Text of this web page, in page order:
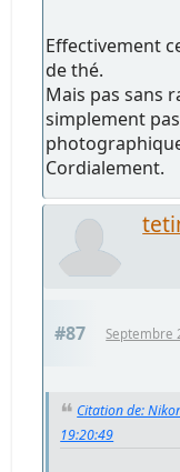
Effectivement
de thé.
Mais pas sans
simplement
Cordialement.
#87 Septembre
Citation de:
19:20:49